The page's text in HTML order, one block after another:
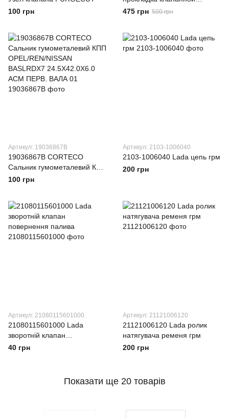
100 грн
крышки двигателя
475 грн 500 грн
Артикул: 19036867B
19036867B CORTECO
Сальник гумометалевий КПП
OPEL/REN/NISSAN
100 грн
Артикул: 2103-1006040
2103-1006040 Lada цепь грм
200 грн
Артикул: 21080115601000
21080115601000 Lada
зворотній клапан
повернення палива
40 грн
Артикул: 21121006120
21121006120 Lada ролик
натягувача ременя грм
200 грн
Показати ще 20 товарів